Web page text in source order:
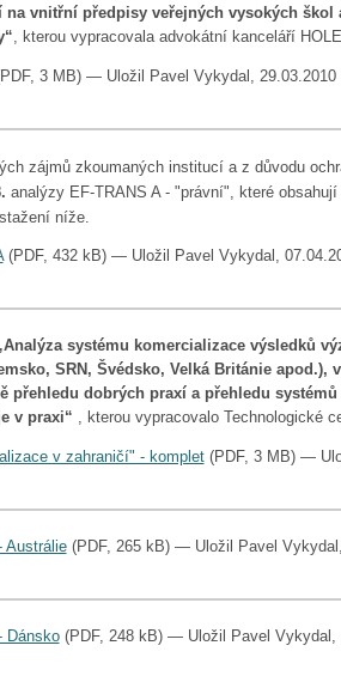
vnitřní předpisy veřejných vysokých škol
, kterou vypracovala advokátní kanceláří
3 MB) — Uložil Pavel Vykydal, 29.03.2010
zájmů zkoumaných institucí a z důvodu
analýzy EF-TRANS A - "právní", které
níže.
(PDF, 432 kB) — Uložil Pavel Vykydal,
systému komercializace výsledků
SRN, Švédsko, Velká Británie apod.),
přehledu dobrých praxí a přehledu
v praxi“ , kterou vypracovalo Technologické
v zahraničí" - komplet(PDF, 3 MB) —
Austrálie(PDF, 265 kB) — Uložil Pavel
Dánsko(PDF, 248 kB) — Uložil Pavel Vykydal,